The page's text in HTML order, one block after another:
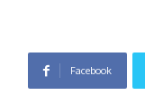
Facebook